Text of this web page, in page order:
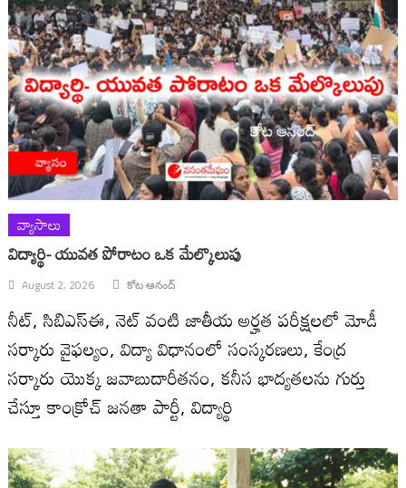
వ్యాసాలు
విద్యార్థి- యువత పోరాటం ఒక మేల్కొలుపు
August 2, 2026 కోట ఆనంద్
నీట్, సిబిఎస్ఈ, నెట్ వంటి జాతీయ అర్హత పరీక్షలలో మోడీ
సర్కారు వైఫల్యం, విద్యా విధానంలో సంస్కరణలు, కేంద్ర
సర్కారు యొక్క జవాబుదారీతనం, కనీస భాద్యతలను గుర్తు
చేస్తూ కాంక్రోచ్ జనతా పార్టీ, విద్యార్థి